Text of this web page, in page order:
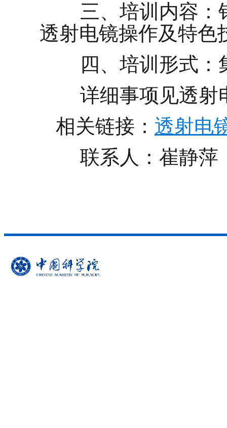
三、培训内容：针
透射电镜操作及特色
四、培训形式：
详细事项见透射
相关链接： 透射电
联系人：崔静萍